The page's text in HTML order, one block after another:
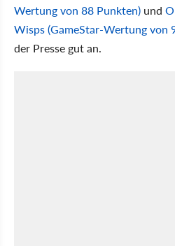
Wertung von 88 Punkten) und
Wisps(GameStar-Wertung von
der Presse gut an.